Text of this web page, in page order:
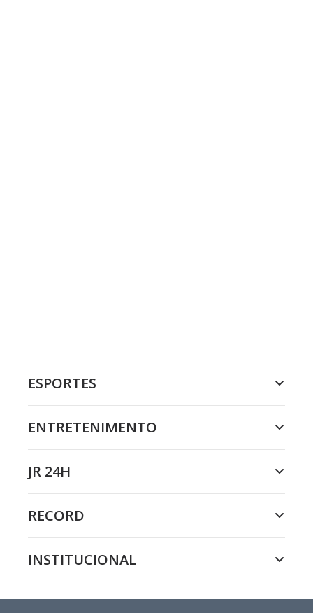
ESPORTES
ENTRETENIMENTO
JR 24H
RECORD
INSTITUCIONAL